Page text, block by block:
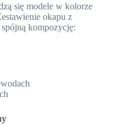
się modele w kolorze
okapu z
kompozycję: